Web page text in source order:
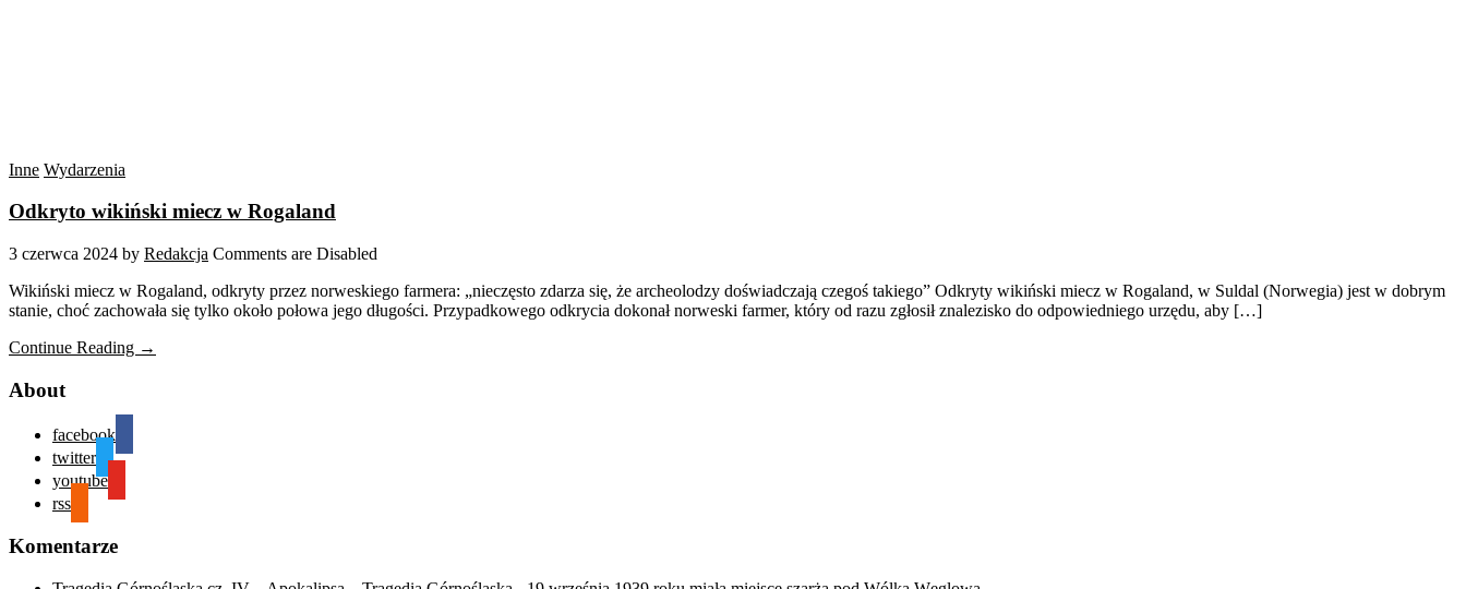
Inne Wydarzenia
Odkryto wikiński miecz w Rogaland
3 czerwca 2024 by Redakcja Comments are Disabled
Wikiński miecz w Rogaland, odkryty przez norweskiego farmera: „nieczęsto zdarza się, że archeolodzy doświadczają czegoś takiego” Odkryty wikiński miecz w Rogaland, w Suldal (Norwegia) jest w dobrym
stanie, choć zachowała się tylko około połowa jego długości. Przypadkowego odkrycia dokonał norweski farmer, który od razu zgłosił znalezisko do odpowiedniego urzędu, aby […]
Continue Reading →
About
facebook
twitter
youtube
rss
Komentarze